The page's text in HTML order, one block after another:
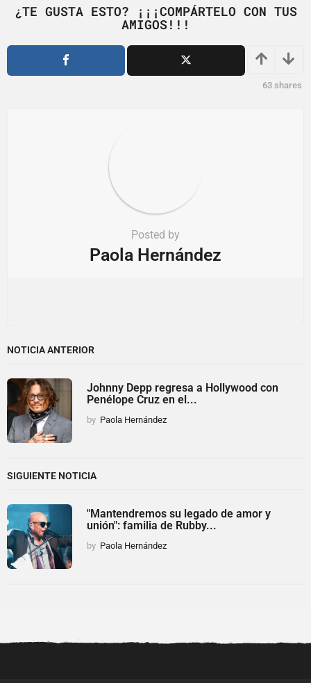
o
¿TE GUSTA ESTO? ¡¡¡COMPÁRTELO CON TUS
AMIGOS!!!
63 shares
Posted by
Paola Hernández
NOTICIA ANTERIOR
Johnny Depp regresa a Hollywood con
Penélope Cruz en el...
by Paola Hernández
SIGUIENTE NOTICIA
"Mantendremos su legado de amor y
unión": familia de Rubby...
by Paola Hernández